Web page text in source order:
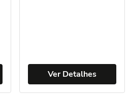
Ver Detalhes